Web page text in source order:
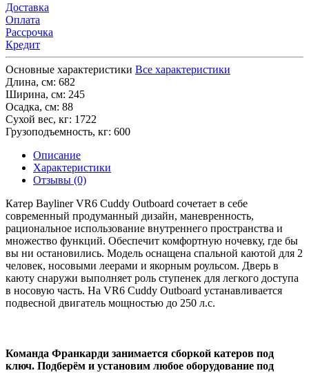
Доставка
Оплата
Рассрочка
Кредит
Основные характеристики Все характеристики
Длина, см: 682
Ширина, см: 245
Осадка, см: 88
Сухой вес, кг: 1722
Грузоподъемность, кг: 600
Описание
Характеристики
Отзывы (0)
Катер Bayliner VR6 Cuddy Outboard сочетает в себе
современный продуманный дизайн, маневренность,
рациональное использование внутреннего пространства и
множество функций. Обеспечит комфортную ночевку, где бы
вы ни остановились. Модель оснащена спальной каютой для 2
человек, носовыми леерами и якорным роульсом. Дверь в
каюту снаружи выполняет роль ступенек для легкого доступа
в носовую часть. На VR6 Cuddy Outboard устанавливается
подвесной двигатель мощностью до 250 л.с.
Команда Франкарди занимается сборкой катеров под
ключ. Подберём и установим любое оборудование под